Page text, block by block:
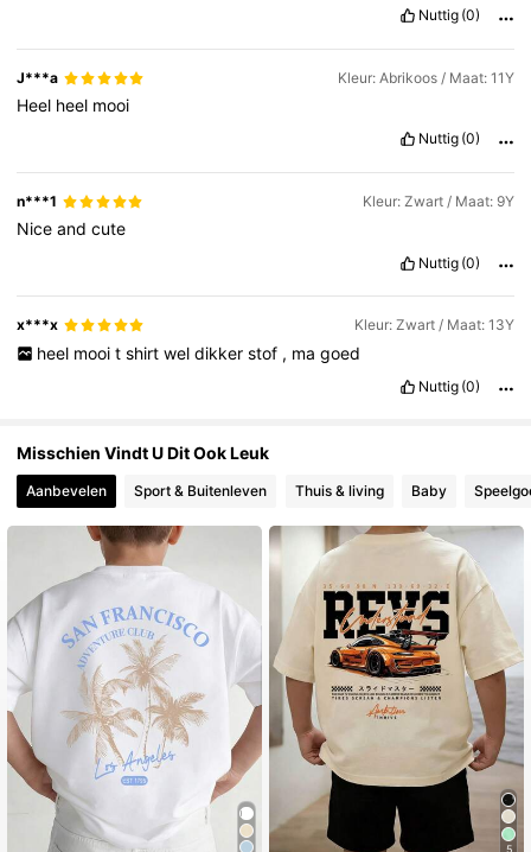
4.88
Nuttig (0)
J***a Kleur: Abrikoos / Maat: 11Y
Heel heel mooi
Nuttig (0)
n***1 Kleur: Zwart / Maat: 9Y
Niceandcute
Nuttig (0)
x***x Kleur: Zwart / Maat: 13Y
heel mooi t shirt wel dikker stof , ma goed
Nuttig (0)
Misschien Vindt U Dit Ook Leuk
Aanbevelen Sport & Buitenleven Thuis & living Baby
5